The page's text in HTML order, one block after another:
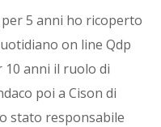
5 anni ho ricoperto
on line Qdp
10 anni il ruolo di
poi a Cison di
stato responsabile